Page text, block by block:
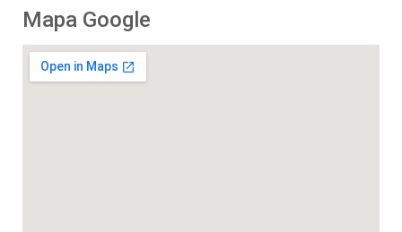
Mapa Google